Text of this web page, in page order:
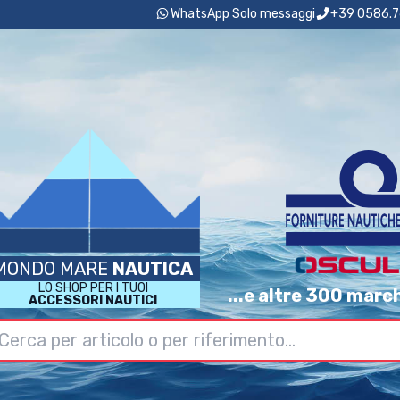
WhatsApp Solo messaggi +39
MARE NAUTICA
LO SHOP PER I TUOI
ACCESSORI NAUTICI
...e altre 300